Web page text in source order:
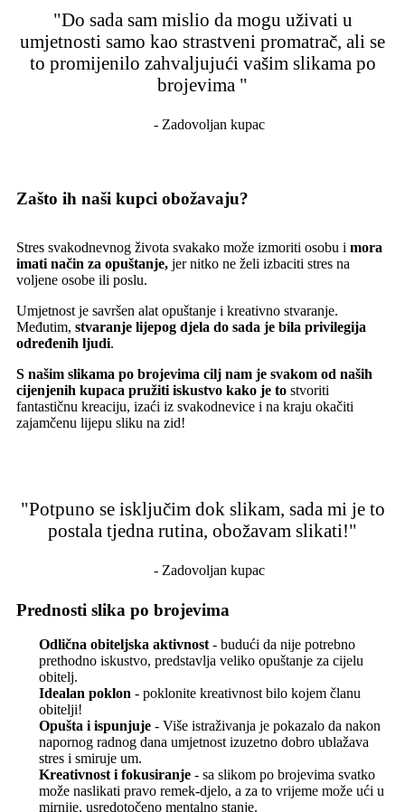
"Do sada sam mislio da mogu uživati u
umjetnosti samo kao strastveni promatrač, ali se
to promijenilo zahvaljujući vašim slikama po
brojevima "
- Zadovoljan kupac
Zašto ih naši kupci obožavaju?
Stres svakodnevnog života svakako može izmoriti osobu i mora
imati način za opuštanje, jer nitko ne želi izbaciti stres na
voljene osobe ili poslu.
Umjetnost je savršen alat opuštanje i kreativno stvaranje.
Međutim, stvaranje lijepog djela do sada je bila privilegija
određenih ljudi.
S našim slikama po brojevima cilj nam je svakom od naših
cijenjenih kupaca pružiti iskustvo kako je to stvoriti
fantastičnu kreaciju, izaći iz svakodnevice i na kraju okačiti
zajamčenu lijepu sliku na zid!
"Potpuno se isključim dok slikam, sada mi je to
postala tjedna rutina, obožavam slikati!"
- Zadovoljan kupac
Prednosti slika po brojevima
Odlična obiteljska aktivnost - budući da nije potrebno
prethodno iskustvo, predstavlja veliko opuštanje za cijelu
obitelj.
Idealan poklon - poklonite kreativnost bilo kojem članu
obitelji!
Opušta i ispunjuje - Više istraživanja je pokazalo da nakon
napornog radnog dana umjetnost izuzetno dobro ublažava
stres i smiruje um.
Kreativnost i fokusiranje - sa slikom po brojevima svatko
može naslikati pravo remek-djelo, a za to vrijeme može ući u
mirnije, usredotočeno mentalno stanje.